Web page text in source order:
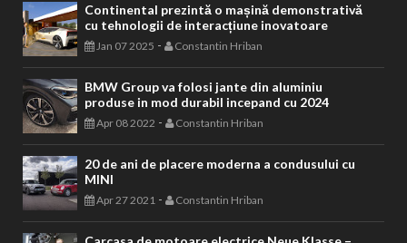
Continental prezintă o mașină demonstrativă
cu tehnologii de interacțiune inovatoare
Jan 07 2025 - Constantin Hriban
BMW Group va folosi jante din aluminiu
produse in mod durabil incepand cu 2024
Apr 08 2022 - Constantin Hriban
20 de ani de placere moderna a condusului cu
MINI
Apr 27 2021 - Constantin Hriban